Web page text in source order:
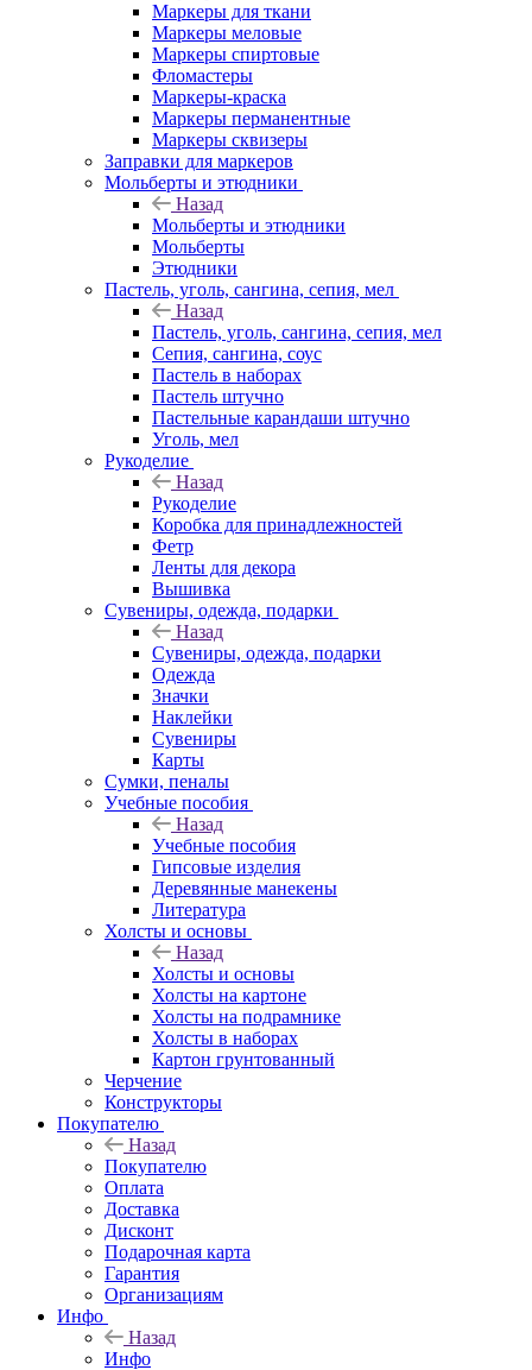
Маркеры для ткани
Маркеры меловые
Маркеры спиртовые
Фломастеры
Маркеры-краска
Маркеры перманентные
Маркеры сквизеры
Заправки для маркеров
Мольберты и этюдники
Назад
Мольберты и этюдники
Мольберты
Этюдники
Пастель, уголь, сангина, сепия, мел
Назад
Пастель, уголь, сангина, сепия, мел
Сепия, сангина, соус
Пастель в наборах
Пастель штучно
Пастельные карандаши штучно
Уголь, мел
Рукоделие
Назад
Рукоделие
Коробка для принадлежностей
Фетр
Ленты для декора
Вышивка
Сувениры, одежда, подарки
Назад
Сувениры, одежда, подарки
Одежда
Значки
Наклейки
Сувениры
Карты
Сумки, пеналы
Учебные пособия
Назад
Учебные пособия
Гипсовые изделия
Деревянные манекены
Литература
Холсты и основы
Назад
Холсты и основы
Холсты на картоне
Холсты на подрамнике
Холсты в наборах
Картон грунтованный
Черчение
Конструкторы
Покупателю
Назад
Покупателю
Оплата
Доставка
Дисконт
Подарочная карта
Гарантия
Организациям
Инфо
Назад
Инфо